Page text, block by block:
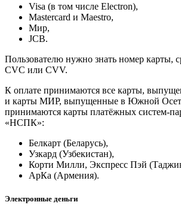
Visa (в том числе Electron),
Masterсard и Maestro,
Мир,
JCB.
Пользователю нужно знать номер карты,
CVC или CVV.
К оплате принимаются все карты,
и карты МИР, выпущенные в Южной
принимаются карты платёжных систем-
«НСПК»:
Белкарт (Беларусь),
Узкард (Узбекистан),
Корти Милли, Экспресс Пэй
АрКа (Армения).
Электронные деньги